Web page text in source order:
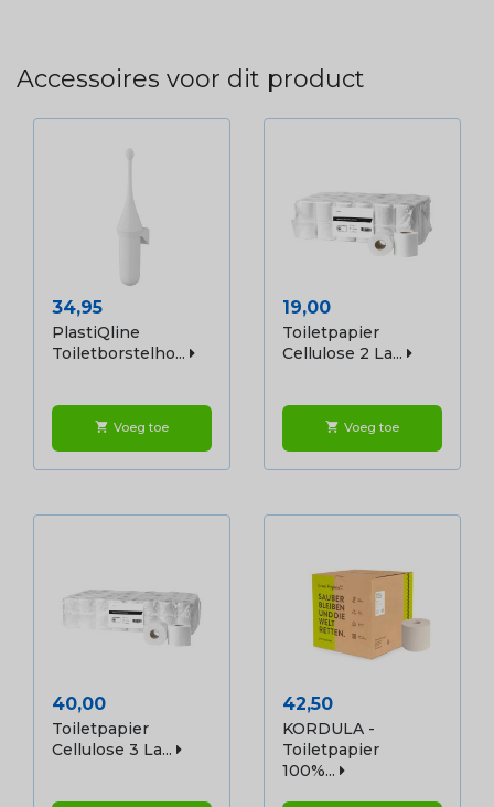
Accessoires voor dit product
Prijs
34,95
PlastiQline
Toiletborstelho...
shopping_cart Voeg toe
Prijs
19,00
Toiletpapier
Cellulose 2 La...
shopping_cart Voeg toe
Prijs
40,00
Toiletpapier
Cellulose 3 La...
Prijs
42,50
KORDULA -
Toiletpapier
100%...